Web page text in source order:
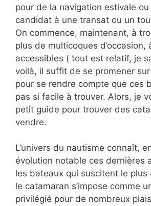
pour de la navigation estivale ou
candidat à une transat ou un
On commence, maintenant, à
plus de multicoques d’occasion,
accessibles ( tout est relatif, je
voilà, il suffit de se promener
pour se rendre compte que ces
pas si facile à trouver. Alors, je
petit guide pour trouver des
vendre.
L’univers du nautisme connaît,
évolution notable ces dernières
les bateaux qui suscitent le plus
le catamaran s’impose comme
privilégié pour de nombreux